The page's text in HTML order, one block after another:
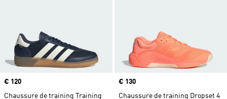
Prix
€ 120
Chaussure de training Training
Prix
€ 130
Chaussure de training Dropset 4